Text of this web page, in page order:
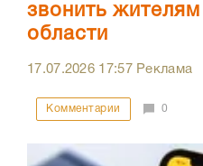
звонить
области
17.07.2026 17:57 Реклама
Комментарии 0